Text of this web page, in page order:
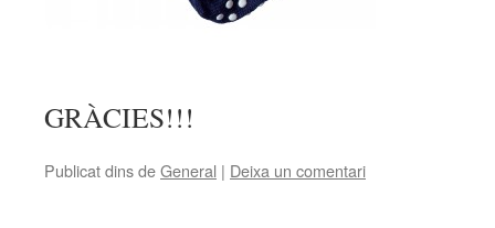
GRÀCIES!!!
Publicat dins deGeneral | Deixa un comentari